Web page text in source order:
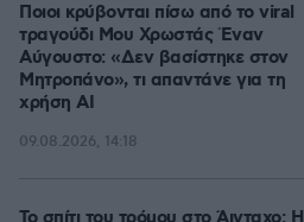
Ποιοι κρύβονται πίσω από το viral
τραγούδι Μου Χρωστάς Έναν
Αύγουστο: «Δεν βασίστηκε στον
Μητροπάνο», τι απαντάνε για τη
χρήση AI
09.08.2026, 14:18